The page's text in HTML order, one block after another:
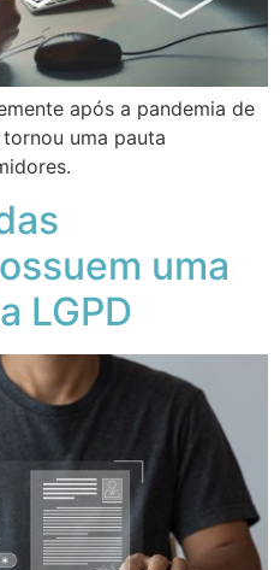
após a pandemia de
uma pauta
uma
LGPD